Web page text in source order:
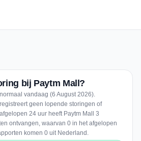
bij Paytm Mall?
vandaag (6 August 2026).
geen lopende storingen of
24 uur heeft Paytm Mall 3
ontvangen, waarvan 0 in het afgelopen
komen 0 uit Nederland.